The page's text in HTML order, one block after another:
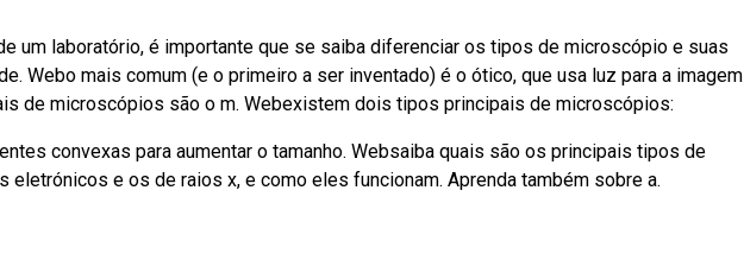
um laboratório, é importante que se saiba diferenciar os tipos de microscópio e suas
Webo mais comum (e o primeiro a ser inventado) é o ótico, que usa luz para a imagem
de microscópios são o m. Webexistem dois tipos principais de microscópios:
convexas para aumentar o tamanho. Websaiba quais são os principais tipos de
e os de raios x, e como eles funcionam. Aprenda também sobre a.